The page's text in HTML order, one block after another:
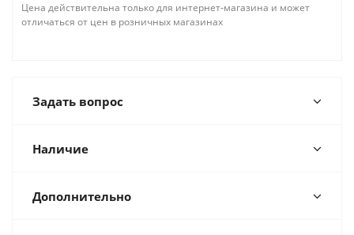
Цена действительна только для интернет-магазина и может
отличаться от цен в розничных магазинах
Задать вопрос
Наличие
Дополнительно